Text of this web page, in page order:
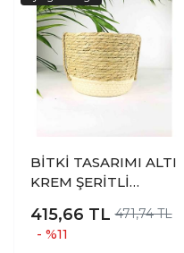
BİTKİ TASARIMI ALTI
KREM ŞERİTLİ
2 NO
415,66 TL 471,74 TL
- %11